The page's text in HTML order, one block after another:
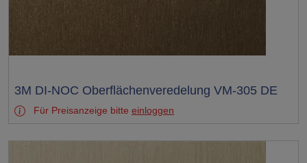
Test
3M DI-NOC Oberflächenveredelung VM-305 DE
Für Preisanzeige bitte einloggen